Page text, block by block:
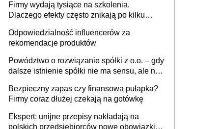
firmie
Firmy wydają tysiące na szkolenia.
Dlaczego efekty często znikają po kilku
Odpowiedzialność influencerów za
rekomendacje produktów
Powództwo o rozwiązanie spółki z o.o. – gdy
dalsze istnienie spółki nie ma sensu, ale nie
Bezpieczny zapas czy finansowa pułapka?
Firmy coraz dłużej czekają na gotówkę
Ekspert: unijne przepisy nakładają na
polskich przedsiębiorców nowe obowiązki w